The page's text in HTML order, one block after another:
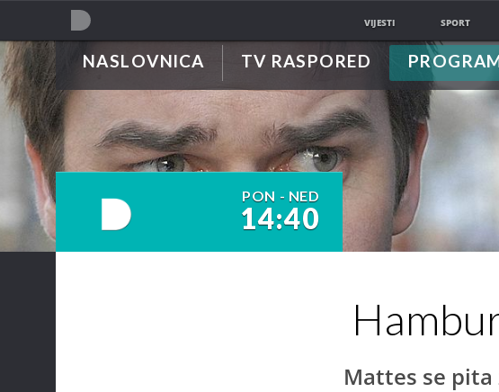
NOVA TV
VIJESTI SPORT
NASLOVNICA TV RASPORED
PON - NED
14:40
Mattes se